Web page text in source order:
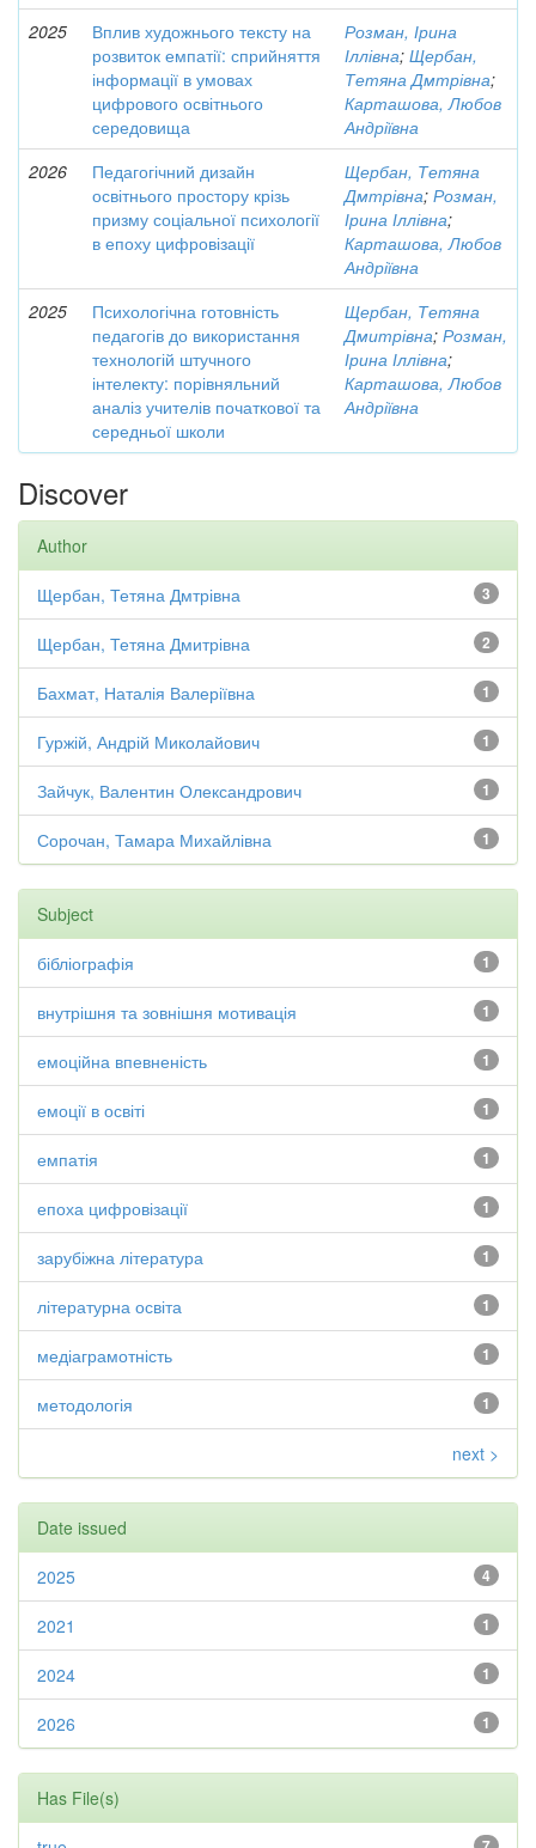
2025
Вплив художнього тексту на
розвиток емпатії: сприйняття
інформації в умовах
цифрового освітнього
середовища
Розман, Ірина
Іллівна; Щербан,
Тетяна Дмтрівна;
Карташова, Любов
Андріївна
2026
Педагогічний дизайн
освітнього простору крізь
призму соціальної психології
в епоху цифровізації
Щербан, Тетяна
Дмтрівна; Розман,
Ірина Іллівна;
Карташова, Любов
Андріївна
2025
Психологічна готовність
педагогів до використання
технологій штучного
інтелекту: порівняльний
аналіз учителів початкової та
середньої школи
Щербан, Тетяна
Дмитрівна; Розман,
Ірина Іллівна;
Карташова, Любов
Андріївна
Discover
Author
3
Щербан, Тетяна Дмтрівна
2
Щербан, Тетяна Дмитрівна
1
Бахмат, Наталія Валеріївна
1
Гуржій, Андрій Миколайович
1
Зайчук, Валентин Олександрович
1
Сорочан, Тамара Михайлівна
Subject
1
бібліографія
1
внутрішня та зовнішня мотивація
1
емоційна впевненість
1
емоції в освіті
1
емпатія
1
епоха цифровізації
1
зарубіжна література
1
літературна освіта
1
медіаграмотність
1
методологія
next >
Date issued
4
2025
1
2021
1
2024
1
2026
Has File(s)